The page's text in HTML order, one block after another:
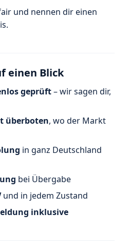
und nennen dir einen
einen Blick
geprüft– wir sagen dir,
überboten, wo der Markt
in ganz Deutschland
bei Übergabe
und in jedem Zustand
inklusive